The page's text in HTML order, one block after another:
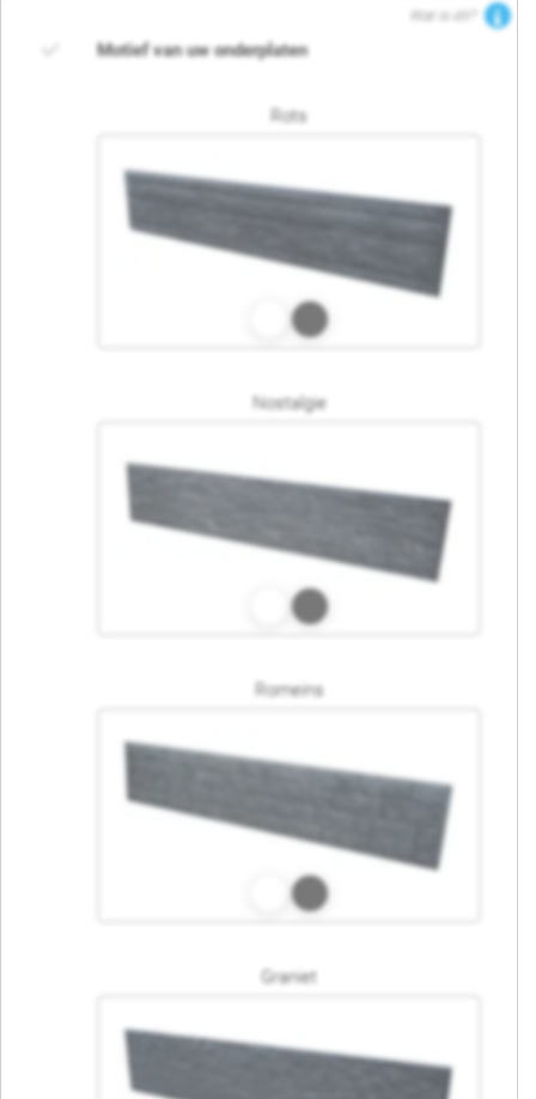
Wat is dit?
Motief van uw onderplaten
Rots
Nostalgie
Romeins
Graniet